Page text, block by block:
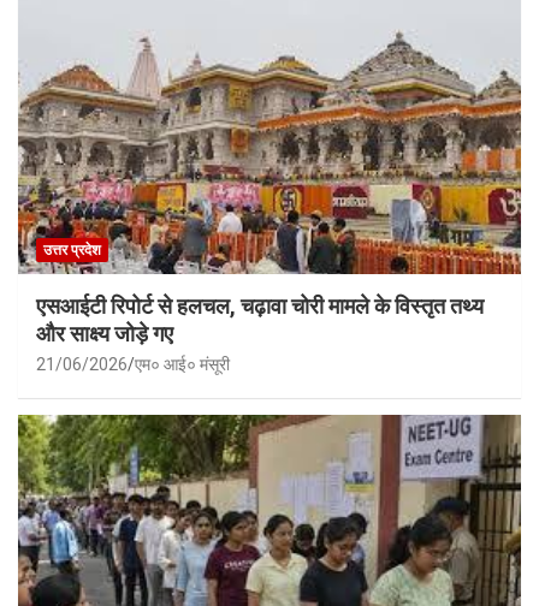
उत्तर प्रदेश
एसआईटी रिपोर्ट से हलचल, चढ़ावा चोरी मामले के विस्तृत तथ्य
और साक्ष्य जोड़े गए
21/06/2026 एम० आई० मंसूरी